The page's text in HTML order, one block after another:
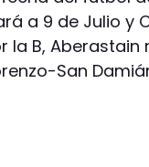
a 9 de Julio y
la B,
San